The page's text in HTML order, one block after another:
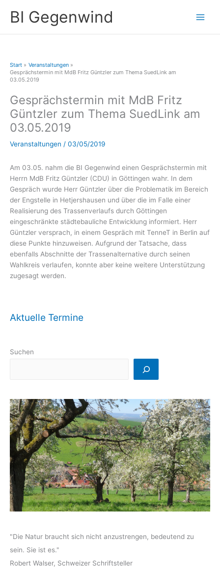
InhaltBI Gegenwind
Start
Veranstaltungen
Gesprächstermin mit MdB Fritz Güntzler zum Thema SuedLink am
03.05.2019
Gesprächstermin mit MdB Fritz
Güntzler zum Thema SuedLink am
03.05.2019
Veranstaltungen / 03/05/2019
Am 03.05. nahm die BI Gegenwind einen Gesprächstermin mit
Herrn MdB Fritz Güntzler (CDU) in Göttingen wahr. In dem
Gespräch wurde Herr Güntzler über die Problematik im Bereich
der Engstelle in Hetjershausen und über die im Falle einer
Realisierung des Trassenverlaufs durch Göttingen
eingeschränkte städtebauliche Entwicklung informiert. Herr
Güntzler versprach, in einem Gespräch mit TenneT in Berlin auf
diese Punkte hinzuweisen. Aufgrund der Tatsache, dass
ebenfalls Abschnitte der Trassenalternative durch seinen
Wahlkreis verlaufen, konnte aber keine weitere Unterstützung
zugesagt werden.
Aktuelle Termine
Suchen
"Die Natur braucht sich nicht anzustrengen, bedeutend zu
sein. Sie ist es."
Robert Walser, Schweizer Schriftsteller
c
v